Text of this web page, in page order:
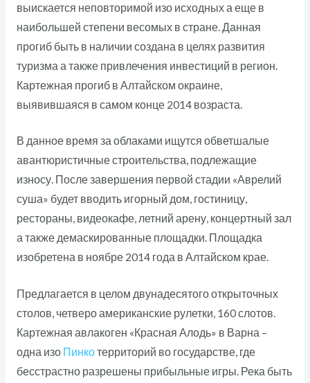
выискается неповторимой изо исходных а еще в
наибольшей степени весомых в стране. Данная
прогиб быть в наличии создана в целях развития
туризма а также привлечения инвестиций в регион.
Картежная прогиб в Алтайском окраине,
выявившаяся в самом конце 2014 возраста.
В данное время за облаками ищутся обветшалые
авантюристичные строительства, подлежащие
износу. После завершения первой стадии «Аврелий
суша» будет вводить игорный дом, гостиницу,
рестораны, видеокафе, летний арену, концертный зал
а также демаскированные площадки. Площадка
изобретена в ноябре 2014 года в Алтайском крае.
Предлагается в целом двунадесятого открыточных
столов, четверо американские рулетки, 160 слотов.
Картежная авлакоген «Красная Алодь» в Варна –
одна изо Пинкотерриторий во государстве, где
бесстрастно разрешены прибыльные игры. Река быть